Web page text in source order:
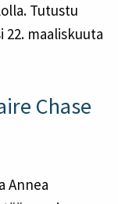
Tutustu
22. maaliskuuta
Chase
Annea